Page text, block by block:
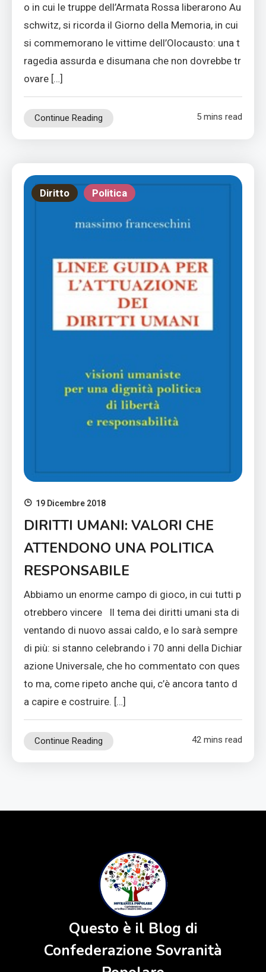
o in cui le truppe dell’Armata Rossa liberarono Au
schwitz, si ricorda il Giorno della Memoria, in cui
si commemorano le vittime dell’Olocausto: una t
ragedia assurda e disumana che non dovrebbe tr
ovare […]
Continue Reading 5 mins read
Diritto Politica
19 Dicembre 2018
DIRITTI UMANI: VALORI CHE
ATTENDONO UNA POLITICA
RESPONSABILE
Abbiamo un enorme campo di gioco, in cui tutti p
otrebbero vincere Il tema dei diritti umani sta di
ventando di nuovo assai caldo, e lo sarà sempre
di più: si stanno celebrando i 70 anni della Dichiar
azione Universale, che ho commentato con ques
to ma, come ripeto anche qui, c’è ancora tanto d
a capire e costruire. […]
Continue Reading 42 mins read
Questo è il Blog di
Confederazione Sovranità